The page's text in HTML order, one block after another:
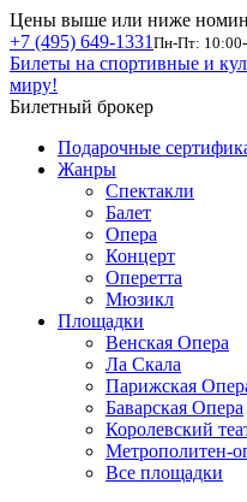
Цены выше или ниже
+7 (495) 649-1331 Пн-Пт:
Билеты на спортивные и
миру!
Билетный брокер
Подарочные
Жанры
Спектакли
Балет
Опера
Концерт
Оперетта
Мюзикл
Площадки
Венская Опера
Ла Скала
Парижская
Баварская Опера
Королевский
Метрополитен-
Все площадки